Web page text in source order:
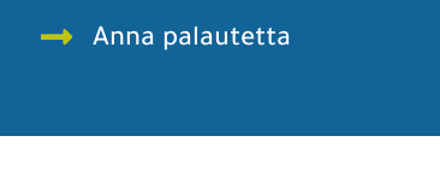
Anna palautetta